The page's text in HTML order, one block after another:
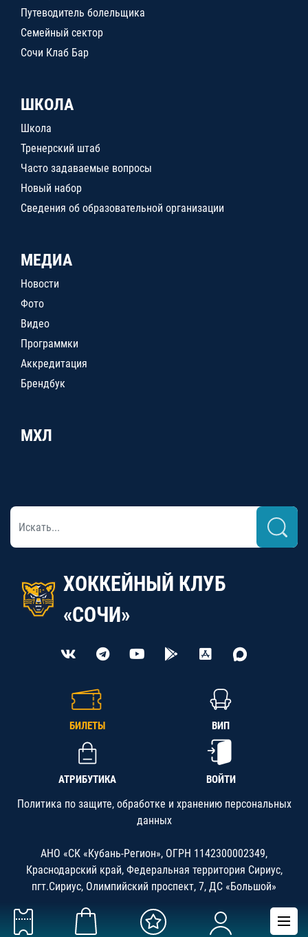
Путеводитель болельщика
Семейный сектор
Сочи Клаб Бар
ШКОЛА
Школа
Тренерский штаб
Часто задаваемые вопросы
Новый набор
Сведения об образовательной организации
МЕДИА
Новости
Фото
Видео
Программки
Аккредитация
Брендбук
МХЛ
ХОККЕЙНЫЙ КЛУБ
«СОЧИ»
БИЛЕТЫ ВИП
АТРИБУТИКА ВОЙТИ
Политика по защите, обработке и хранению персональных
данных
АНО «СК «Кубань-Регион», ОГРН 1142300002349,
Краснодарский край, Федеральная территория Сириус,
пгт.Сириус, Олимпийский проспект, 7, ДС «Большой»